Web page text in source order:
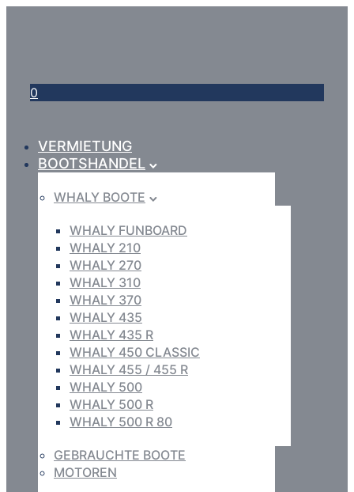
0
VERMIETUNG
BOOTSHANDEL
WHALY BOOTE
WHALY FUNBOARD
WHALY 210
WHALY 270
WHALY 310
WHALY 370
WHALY 435
WHALY 435 R
WHALY 450 CLASSIC
WHALY 455 / 455 R
WHALY 500
WHALY 500 R
WHALY 500 R 80
GEBRAUCHTE BOOTE
MOTOREN